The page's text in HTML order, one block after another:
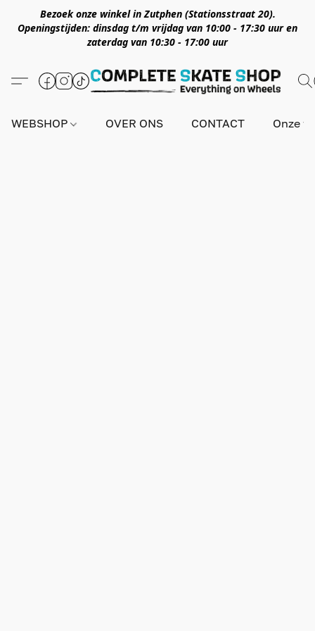
Bezoek onze winkel in Zutphen (Stationsstraat 20).
Openingstijden: dinsdag t/m vrijdag van 10:00 - 17:30 uur en
zaterdag van 10:30 - 17:00 uur
WEBSHOP OVER ONS CONTACT Onze